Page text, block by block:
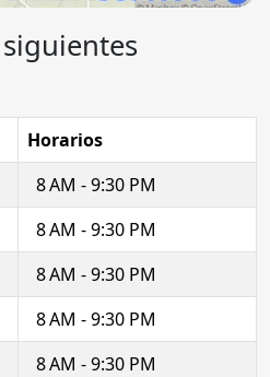
Horarios
8 AM - 9:30 PM
8 AM - 9:30 PM
8 AM - 9:30 PM
8 AM - 9:30 PM
8 AM - 9:30 PM